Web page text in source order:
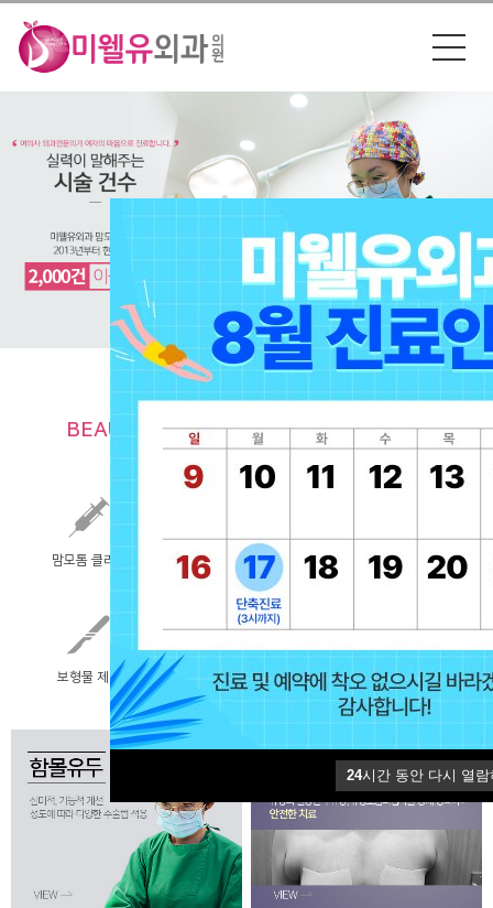
24시간 동안 다시 열
ㅡ
BEAUTY WELL YOU SURGERY CLINIC
맘모톰 클리닉
부유방 교정
(겨드랑이 멍울)
함몰유두 교정
보형물 제거 지방흡입 여성형유방증